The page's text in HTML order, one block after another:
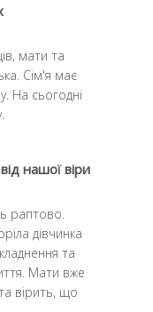
мати та
Сім'я має
На сьогодні
нашої віри
раптово.
дівчинка
та
Мати вже
вірить, що